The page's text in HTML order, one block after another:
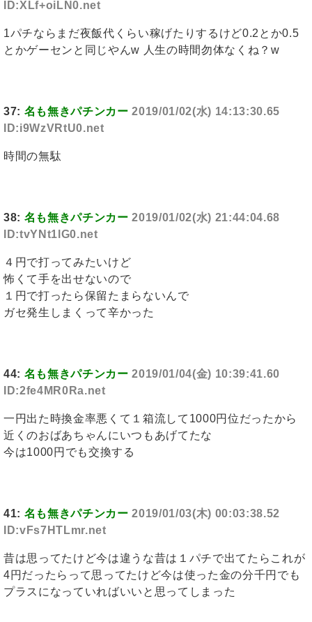
ID:XLf+oiLN0.net
1パチならまだ夜飯代くらい稼げたりするけど0.2とか0.5
とかゲーセンと同じやんw 人生の時間勿体なくね？w
37: 名も無きパチンカー 2019/01/02(水) 14:13:30.65
ID:i9WzVRtU0.net
時間の無駄
38: 名も無きパチンカー 2019/01/02(水) 21:44:04.68
ID:tvYNt1lG0.net
４円で打ってみたいけど
怖くて手を出せないので
１円で打ったら保留たまらないんで
ガセ発生しまくって辛かった
44: 名も無きパチンカー 2019/01/04(金) 10:39:41.60
ID:2fe4MR0Ra.net
一円出た時換金率悪くて１箱流して1000円位だったから
近くのおばあちゃんにいつもあげてたな
今は1000円でも交換する
41: 名も無きパチンカー 2019/01/03(木) 00:03:38.52
ID:vFs7HTLmr.net
昔は思ってたけど今は違うな昔は１パチで出てたらこれが
4円だったらって思ってたけど今は使った金の分千円でも
プラスになっていればいいと思ってしまった